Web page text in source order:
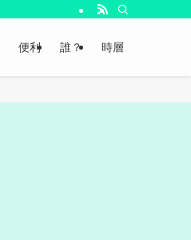
便利 誰？ 時層